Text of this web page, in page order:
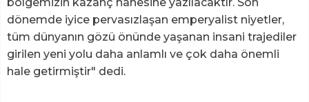
bölgemizin kazanç hanesine yazılacaktır. Son
dönemde iyice pervasızlaşan emperyalist niyetler,
tüm dünyanın gözü önünde yaşanan insani trajediler
girilen yeni yolu daha anlamlı ve çok daha önemli
hale getirmiştir" dedi.